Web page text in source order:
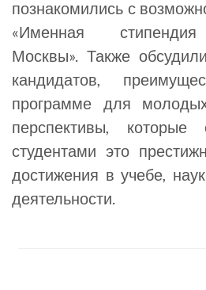
познакомились с
«Именная стипендия
Москвы». Также
кандидатов,
программе для
перспективы, которые
студентами это
достижения в учебе,
деятельности.